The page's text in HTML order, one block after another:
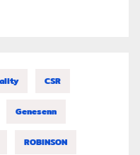
CSR
Genesenn
ROBINSON